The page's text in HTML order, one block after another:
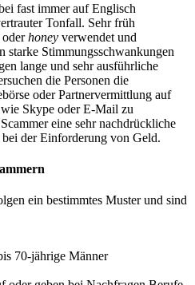
fast immer auf Englisch
Tonfall. Sehr früh
oderhoney verwendet und
starke Stimmungsschwankungen
lange und sehr ausführliche
die Personen die
oder Partnervermittlung auf
Skype oder E-Mail zu
eine sehr nachdrückliche
der Einforderung von Geld.
ein bestimmtes Muster und sind
70-jährige Männer